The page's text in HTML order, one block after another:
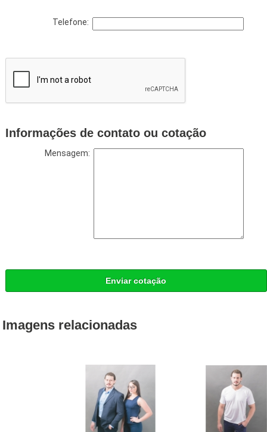
Telefone:
Informações de contato ou cotação
Mensagem:
Enviar cotação
Imagens relacionadas